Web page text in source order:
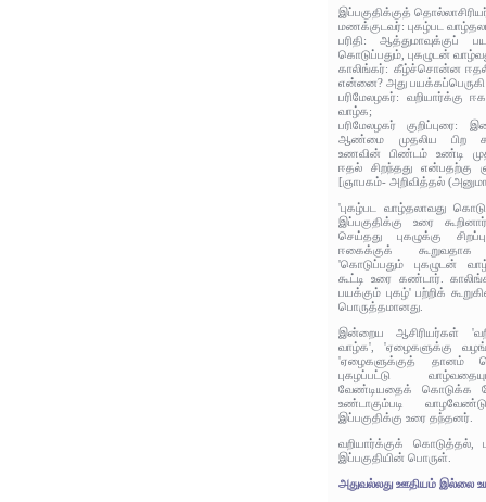
இப்பகுதிக்குத்
மணக்குடவர்: புகழ்பட
பரிதி: ஆத்துமாவுக்குப்
கொடுப்பதும், புகழுடன்
காலிங்கர்: கீழ்ச்சொன்ன
என்னை? அது
பரிமேலழகர்: வறியார்க்கு
வாழ்க;
பரிமேலழகர் குறிப்புரை:
ஆண்மை முதலிய பிற
உணவின் பிண்டம் உண்டி
ஈதல் சிறந்தது என்பதற்கு
[ஞாபகம்- அறிவித்தல்
'புகழ்பட வாழ்தலாவது
இப்பகுதிக்கு உரை
செய்தது புகழுக்கு
ஈகைக்குக் கூறுவதாக
'கொடுப்பதும் புகழுடன்
கூட்டி உரை கண்டார்.
பயக்கும் புகழ்' பற்றிக்
பொருத்தமானது.
இன்றைய ஆசிரியர்கள்
வாழ்க', 'ஏழைகளுக்கு
'ஏழைகளுக்குத் தானம்
புகழப்பட்டு
வேண்டியதைக் கொடுக்க
உண்டாகும்படி
இப்பகுதிக்கு உரை தந்தனர்.
வறியார்க்குக் கொடுத்தல்,
இப்பகுதியின் பொருள்.
அதுவல்லது ஊதியம் இல்லை